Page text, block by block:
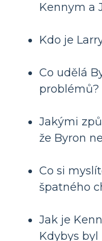
Kennym a
Kdo je
Co udělá
problémů?
Jakými
že Byron
Co si
špatného
Jak je
Kdybys byl